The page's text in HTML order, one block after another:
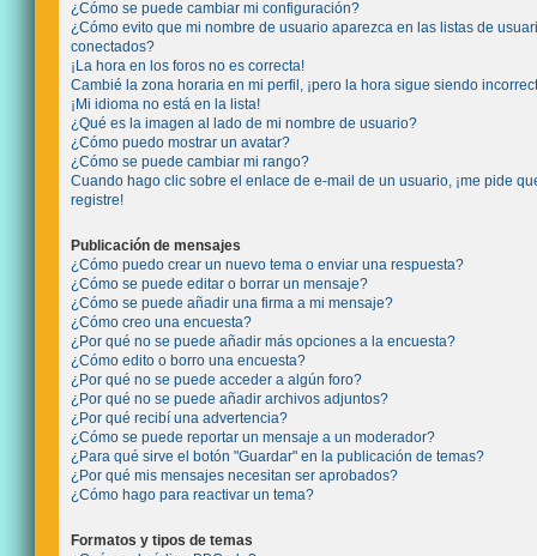
¿Cómo se puede cambiar mi configuración?
¿Cómo evito que mi nombre de usuario aparezca en las listas de
conectados?
¡La hora en los foros no es correcta!
Cambié la zona horaria en mi perfil, ¡pero la hora sigue siendo
¡Mi idioma no está en la lista!
¿Qué es la imagen al lado de mi nombre de usuario?
¿Cómo puedo mostrar un avatar?
¿Cómo se puede cambiar mi rango?
Cuando hago clic sobre el enlace de e-mail de un usuario, ¡me pide
registre!
Publicación de mensajes
¿Cómo puedo crear un nuevo tema o enviar una respuesta?
¿Cómo se puede editar o borrar un mensaje?
¿Cómo se puede añadir una firma a mi mensaje?
¿Cómo creo una encuesta?
¿Por qué no se puede añadir más opciones a la encuesta?
¿Cómo edito o borro una encuesta?
¿Por qué no se puede acceder a algún foro?
¿Por qué no se puede añadir archivos adjuntos?
¿Por qué recibí una advertencia?
¿Cómo se puede reportar un mensaje a un moderador?
¿Para qué sirve el botón "Guardar" en la publicación de temas?
¿Por qué mis mensajes necesitan ser aprobados?
¿Cómo hago para reactivar un tema?
Formatos y tipos de temas